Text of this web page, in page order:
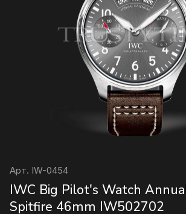
Арт. IW-0454
IWC Big Pilot's Watch
Spitfire 46mm IW502702